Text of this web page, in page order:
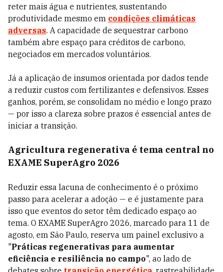
reter mais água e nutrientes, sustentando
produtividade mesmo em condições climáticas
adversas. A capacidade de sequestrar carbono
também abre espaço para créditos de carbono,
negociados em mercados voluntários.
Já a aplicação de insumos orientada por dados tende
a reduzir custos com fertilizantes e defensivos. Esses
ganhos, porém, se consolidam no médio e longo prazo
— por isso a clareza sobre prazos é essencial antes de
iniciar a transição.
Agricultura regenerativa é tema central no
EXAME SuperAgro 2026
Reduzir essa lacuna de conhecimento é o próximo
passo para acelerar a adoção — e é justamente para
isso que eventos do setor têm dedicado espaço ao
tema. O EXAME SuperAgro 2026, marcado para 11 de
agosto, em São Paulo, reserva um painel exclusivo a
"Práticas regenerativas para aumentar
eficiência e resiliência no campo", ao lado de